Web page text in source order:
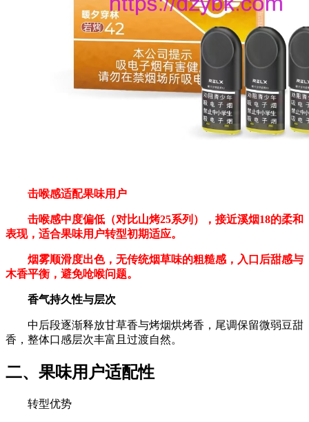
击喉感适配果味用户‌
击喉感‌中度偏低‌（对比山烤25系列），接近溪烟18的柔和
表现，适合果味用户转型初期适应。
烟雾顺滑度出色，无传统烟草味的粗糙感，入口后甜感与
木香平衡，避免呛喉问题。
香气持久性与层次‌
中后段逐渐释放‌甘草香与烤烟烘烤香‌，尾调保留微弱豆甜
香，整体口感层次丰富且过渡自然。
二、果味用户适配性‌
转型优势‌